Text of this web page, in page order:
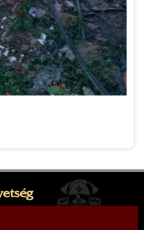
1.